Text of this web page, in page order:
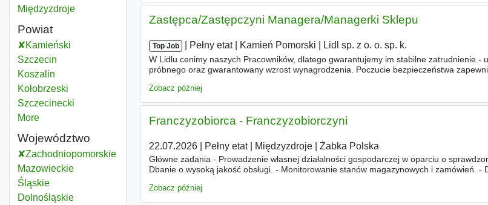
Międzyzdroje
Powiat
Kamieński
Szczecin
Koszalin
Kołobrzeski
Szczecinecki
Moredistricts
Województwo
ZachodniopomorskieWojewództwo
MazowieckieWojewództwo
ŚląskieWojewództwo
DolnośląskieWojewództwo
Zastępca/Zastępczyni Managera/Managerki Sklepu
Top Job Pełny etat| Kamień Pomorski Lidl sp. z o. o. sp. k.
W Lidlu cenimy naszych Pracowników, dlatego gwarantujemy im stabilne zatrudnienie -
próbnego oraz gwarantowany wzrost wynagrodzenia. Poczucie bezpieczeństwa
Zobacz później
Franczyzobiorca - Franczyzobiorczyni
22.07.2026| Pełny etat| Międzyzdroje| Żabka Polska
Główne zadania - Prowadzenie własnej działalności gospodarczej w oparciu o
Dbanie o wysoką jakość obsługi. - Monitorowanie stanów magazynowych i zamówień. -
Zobacz później